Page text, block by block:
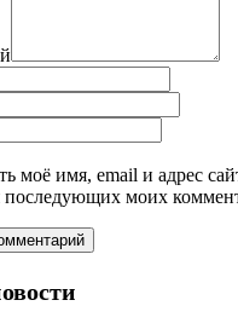
моё имя, email и адрес
последующих моих